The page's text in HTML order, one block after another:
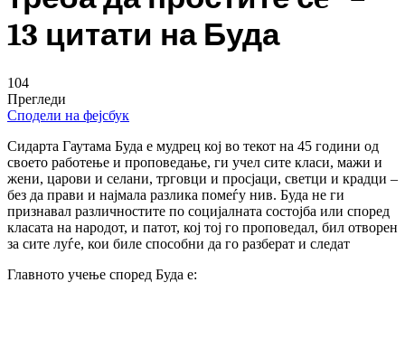
13 цитати на Буда
104
Прегледи
Сподели на фејсбук
Сидарта Гаутама Буда е мудрец кој во текот на 45 години од
своето работење и проповедање, ги учел сите класи, мажи и
жени, царови и селани, трговци и просјаци, светци и крадци –
без да прави и најмала разлика помеѓу нив. Буда не ги
признавал различностите по социјалната состојба или според
класата на народот, и патот, кој тој го проповедал, бил отворен
за сите луѓе, кои биле способни да го разберат и следат
Главното учење според Буда е: